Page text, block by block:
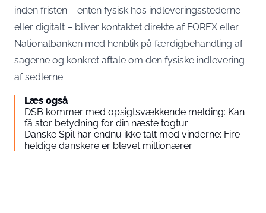
inden fristen – enten fysisk hos indleveringsstederne
eller digitalt – bliver kontaktet direkte af FOREX eller
Nationalbanken med henblik på færdigbehandling af
sagerne og konkret aftale om den fysiske indlevering
af sedlerne.
Læs også
DSB kommer med opsigtsvækkende melding: Kan
få stor betydning for din næste togtur
Danske Spil har endnu ikke talt med vinderne: Fire
heldige danskere er blevet millionærer